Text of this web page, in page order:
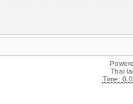
Thai
Time: